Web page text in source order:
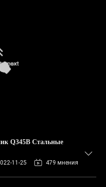
Q345B Стальные
11-25 479 мнения